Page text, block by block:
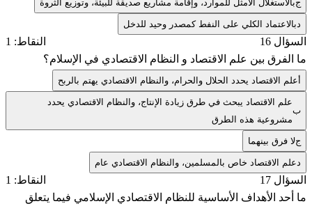
جبالاستغلال الأمثل للموارد، وإقامة مشاريع صديقة للبيئة، وتوزيع الثروة
بالاعتماد الكلي على النفط كمصدر وحيد للدخل
السؤال 16
النقاط: 1
ما الفرق بين علم الاقتصاد و النظام الاقتصادي في الإسلام؟
علم الاقتصاد يحدد الحلال والحرام، والنظام الاقتصادي يهتم بالربح
ب
علم الاقتصاد يبحث في طرق زيادة الإنتاج، والنظام الاقتصادي يحدد
مشروعية هذه الطرق
جلا فرق بينهما
علم الاقتصاد خاص بالمسلمين، والنظام الاقتصادي عام
السؤال 17
النقاط: 1
ما أحد الأهداف الأساسية للنظام الاقتصادي الإسلامي فيما يتعلق